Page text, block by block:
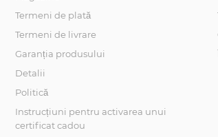
Termeni de plată
Termeni de livrare
Garanția produsului
Detalii
Politică
Instrucțiuni pentru activarea unui
certificat cadou